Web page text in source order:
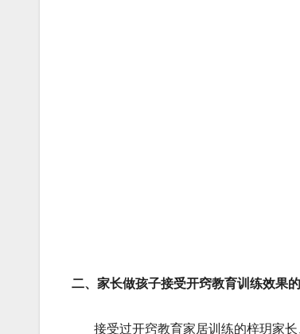
二、家长做孩子接受开窍教育训练效果
接受过开窍教育家居训练的梓玥家长